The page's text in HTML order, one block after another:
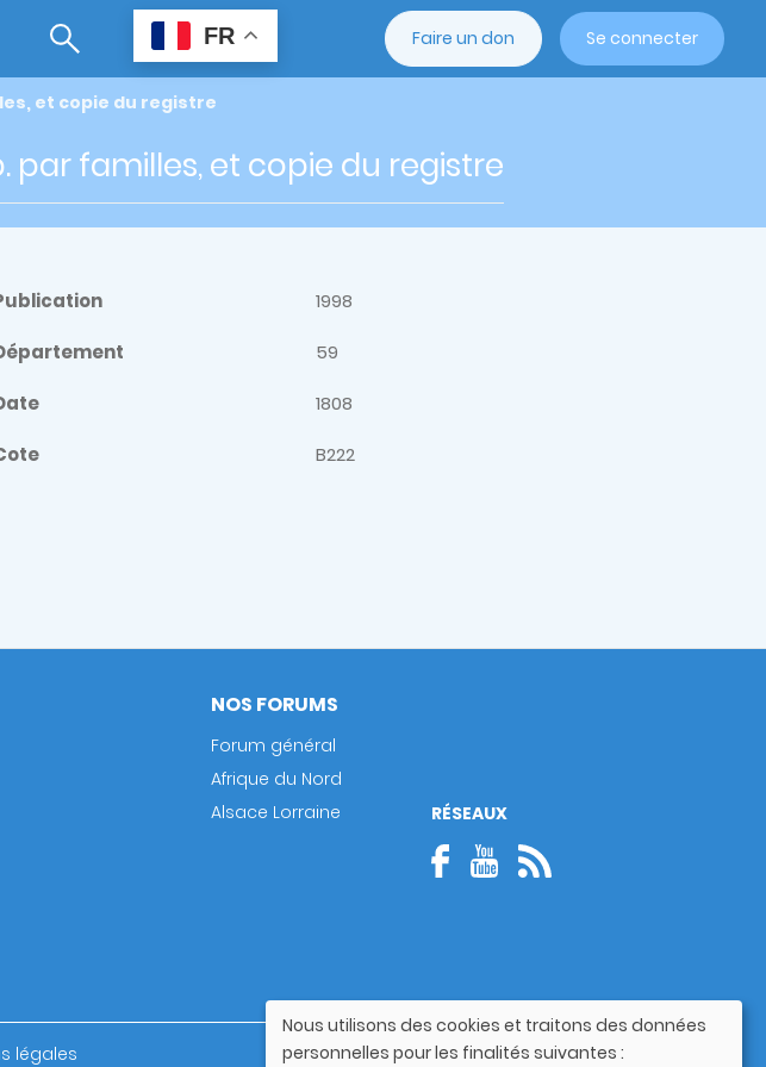
FR Faire un don Se connecter
et copie du registre
par familles, et copie du registre
1998
59
1808
B222
NOS FORUMS
Forum général
Afrique du Nord
Alsace Lorraine
RÉSEAUX
légales Guide utilisateur
Utilisation
Nous utilisons des cookies et traitons des données
personnelles pour les finalités suivantes :